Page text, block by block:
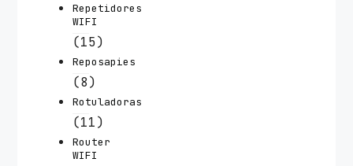
Repetidores
WIFI
(15)
Reposapies
(8)
Rotuladoras
(11)
Router
WIFI